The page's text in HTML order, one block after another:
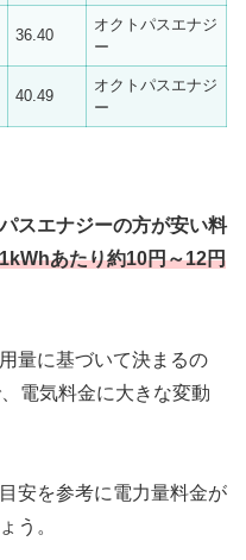
36.40
オクトパスエナジ
ー
40.49
オクトパスエナジ
ー
スエナジーの方が安い料
1kWhあたり約10円～12円
量に基づいて決まるの
電気料金に大きな変動
安を参考に電力量料金が
う。